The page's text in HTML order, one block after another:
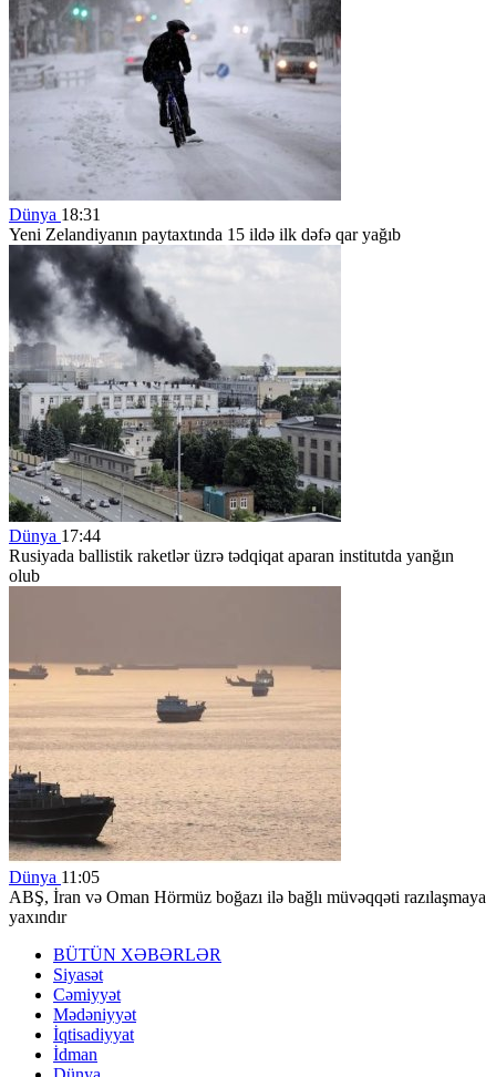
Dünya 18:31
Yeni Zelandiyanın paytaxtında 15 ildə ilk dəfə qar yağıb
Dünya 17:44
Rusiyada ballistik raketlər üzrə tədqiqat aparan institutda yanğın
olub
Dünya 11:05
ABŞ, İran və Oman Hörmüz boğazı ilə bağlı müvəqqəti razılaşmaya
yaxındır
BÜTÜN XƏBƏRLƏR
Siyasət
Cəmiyyət
Mədəniyyət
İqtisadiyyat
İdman